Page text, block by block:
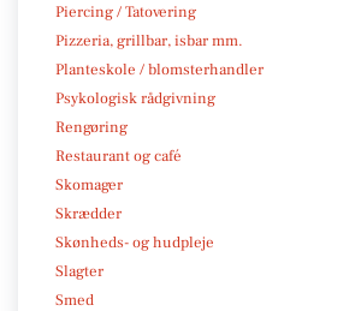
Piercing / Tatovering
Pizzeria, grillbar, isbar mm.
Planteskole / blomsterhandler
Psykologisk rådgivning
Rengøring
Restaurant og café
Skomager
Skrædder
Skønheds- og hudpleje
Slagter
Smed